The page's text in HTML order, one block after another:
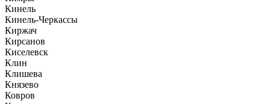
Кинель
Кинель-Черкассы
Киржач
Кирсанов
Киселевск
Клин
Клишева
Князево
Ковров